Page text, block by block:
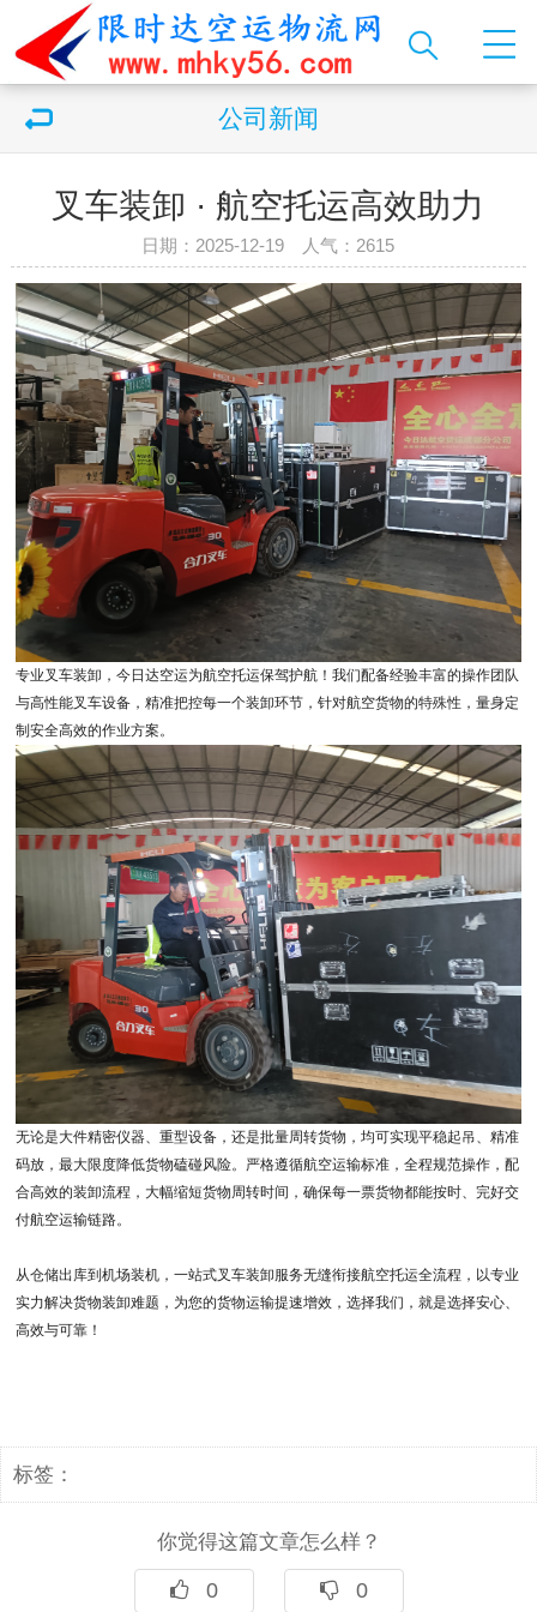
公司新闻
叉车装卸 · 航空托运高效助力
日期：2025-12-19 人气： 2615
专业叉车装卸，今日达空运为航空托运保驾护航！我们配备经验丰富的操作团队
与高性能叉车设备，精准把控每一个装卸环节，针对航空货物的特殊性，量身定
制安全高效的作业方案。
无论是大件精密仪器、重型设备，还是批量周转货物，均可实现平稳起吊、精准
码放，最大限度降低货物磕碰风险。严格遵循航空运输标准，全程规范操作，配
合高效的装卸流程，大幅缩短货物周转时间，确保每一票货物都能按时、完好交
付航空运输链路。
从仓储出库到机场装机，一站式叉车装卸服务无缝衔接航空托运全流程，以专业
实力解决货物装卸难题，为您的货物运输提速增效，选择我们，就是选择安心、
高效与可靠！
标签：
你觉得这篇文章怎么样？
0 0